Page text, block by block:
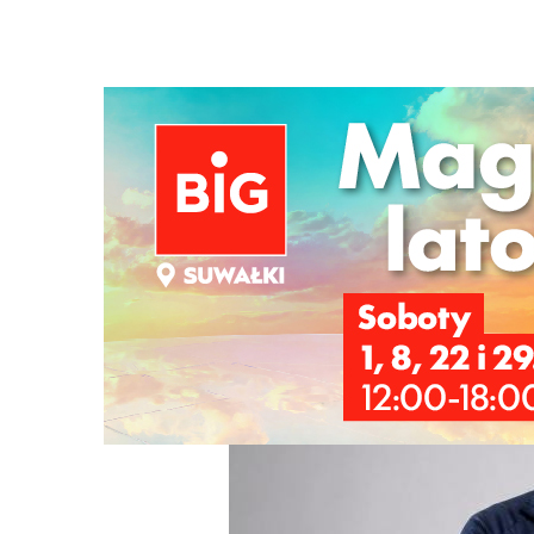
Ścieżka
nawigacyjna
Strona główna
Piotr Graban
SPORT 04/06/2026 /1 Komentarzy
Piotr Graban został trenerem Ślepska